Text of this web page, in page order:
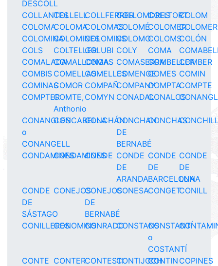
DESCOLL
COLLANTESCOLLELLCOLLFERRERCOLLOMDRES
COLLTORTCOLOM
COLOMACOLOMACOLOMASCOLOMÉCOLOMER
COLOMINACOLOMINESCOLOMINSCOLOMOCOLOMSCOLÓN
COLS
COLTELLERCOLUBI COLY COMA
COMALADACOMALLONGA
COMAS COMASERRACOMBELLERCOMBER
COMBIS COMELLASCOMELLESCOMENGECOMES COMIN
COMINASCOMOR COMPAÑCOMPANYCOMPTACOMPTE
COMPTERCOMTE,
Anthonio
COMYN CONADALCONALOS
CONANGLES
o
CONANGELL
CONCABELLA
CONCHÁNCONCHAN
DE
BERNABÉ
CONCHAS
CONDAMINESCONDAMINES
CONDE CONDE
DE
ARANDA
CONDE
DE
BARCELONA
CONDE
DE
LUNA
CONDE
DE
SÁSTAGO
CONEJOSCONEJOS
DE
BERNABÉ
CONESACONGETCONILL
CONILLERESCONOMINSCONRADOCONSTANSCONSTANTÍ
o
COSTANTÍ
CONTE CONTERCONTESTICONTIJOCHCONTIN COPINES